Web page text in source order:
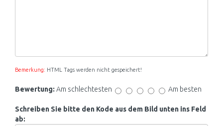
Bemerkung: HTML Tags werden nicht gespeichert!
Bewertung: Am schlechtesten Am besten
Schreiben Sie bitte den Kode aus dem Bild unten ins Feld
ab: